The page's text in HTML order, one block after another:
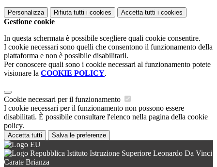
Personalizza Rifiuta tutti i cookies Accetta tutti i cookies
Gestione cookie
In questa schermata è possibile scegliere quali cookie consentire.
I cookie necessari sono quelli che consentono il funzionamento della
piattaforma e non è possibile disabilitarli.
Per conoscere quali sono i cookie necessari al funzionamento potete
visionare la COOKIE POLICY.
Cookie necessari per il funzionamento
I cookie necessari per il funzionamento non possono essere
disabilitati. È possibile consultare l'elenco nella pagina della cookie
policy.
Accetta tutti Salva le preferenze
Istituto Istruzione Superiore Leonardo Da Vinci
Carate Brianza